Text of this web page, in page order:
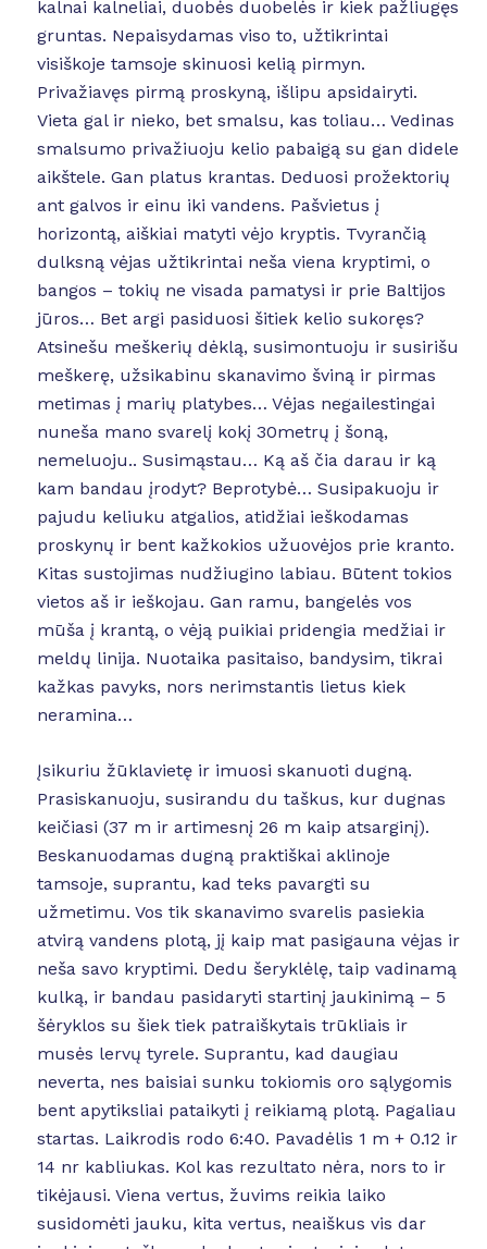
kalnai kalneliai, duobės duobelės ir kiek pažliugęs
gruntas. Nepaisydamas viso to, užtikrintai
visiškoje tamsoje skinuosi kelią pirmyn.
Privažiavęs pirmą proskyną, išlipu apsidairyti.
Vieta gal ir nieko, bet smalsu, kas toliau… Vedinas
smalsumo privažiuoju kelio pabaigą su gan didele
aikštele. Gan platus krantas. Deduosi prožektorių
ant galvos ir einu iki vandens. Pašvietus į
horizontą, aiškiai matyti vėjo kryptis. Tvyrančią
dulksną vėjas užtikrintai neša viena kryptimi, o
bangos – tokių ne visada pamatysi ir prie Baltijos
jūros… Bet argi pasiduosi šitiek kelio sukoręs?
Atsinešu meškerių dėklą, susimontuoju ir susirišu
meškerę, užsikabinu skanavimo šviną ir pirmas
metimas į marių platybes… Vėjas negailestingai
nuneša mano svarelį kokį 30metrų į šoną,
nemeluoju.. Susimąstau… Ką aš čia darau ir ką
kam bandau įrodyt? Beprotybė… Susipakuoju ir
pajudu keliuku atgalios, atidžiai ieškodamas
proskynų ir bent kažkokios užuovėjos prie kranto.
Kitas sustojimas nudžiugino labiau. Būtent tokios
vietos aš ir ieškojau. Gan ramu, bangelės vos
mūša į krantą, o vėją puikiai pridengia medžiai ir
meldų linija. Nuotaika pasitaiso, bandysim, tikrai
kažkas pavyks, nors nerimstantis lietus kiek
neramina…
Įsikuriu žūklavietę ir imuosi skanuoti dugną.
Prasiskanuoju, susirandu du taškus, kur dugnas
keičiasi (37 m ir artimesnį 26 m kaip atsarginį).
Beskanuodamas dugną praktiškai aklinoje
tamsoje, suprantu, kad teks pavargti su
užmetimu. Vos tik skanavimo svarelis pasiekia
atvirą vandens plotą, jį kaip mat pasigauna vėjas ir
neša savo kryptimi. Dedu šeryklėlę, taip vadinamą
kulką, ir bandau pasidaryti startinį jaukinimą – 5
šėryklos su šiek tiek patraiškytais trūkliais ir
musės lervų tyrele. Suprantu, kad daugiau
neverta, nes baisiai sunku tokiomis oro sąlygomis
bent apytiksliai pataikyti į reikiamą plotą. Pagaliau
startas. Laikrodis rodo 6:40. Pavadėlis 1 m + 0.12 ir
14 nr kabliukas. Kol kas rezultato nėra, nors to ir
tikėjausi. Viena vertus, žuvims reikia laiko
susidomėti jauku, kita vertus, neaiškus vis dar